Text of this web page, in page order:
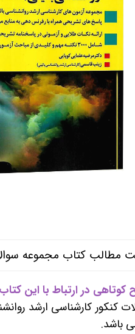
آموزگار ابتدایی
کتب
مطالب کتاب مجموعه
در ارتباط با این
کنکور کارشناسی ارشد
باشد.